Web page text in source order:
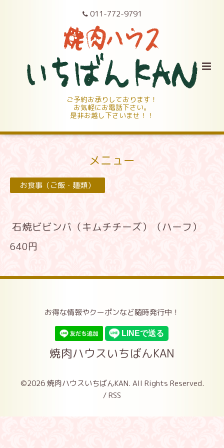
011-772-9791
ご予約お承りしております！
お気軽にお電話下さい。
是非お越し下さいませ！！
メニュー
お食事（ご飯・麺類）
石焼ビビンバ（キムチチーズ）（ハーフ）
640円
お得な情報やクーポンなど随時発行中！
焼肉ハウスいちばんKAN
©2026焼肉ハウスいちばんKAN. All Rights Reserved.
/RSS